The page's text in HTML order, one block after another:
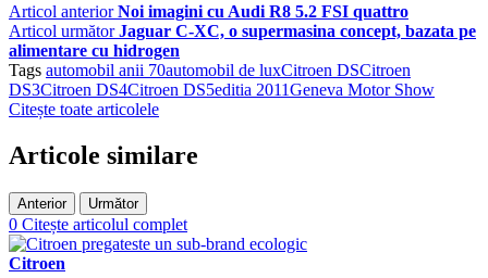
Articol anterior Noi imagini cu Audi R8 5.2 FSI quattro
Articol următor Jaguar C-XC, o supermasina concept, bazata pe
alimentare cu hidrogen
Tags automobil anii 70automobil de luxCitroen DSCitroen
DS3Citroen DS4Citroen DS5editia 2011Geneva Motor Show
Citește toate articolele
Articole similare
Anterior Următor
0 Citește articolul complet
Citroen